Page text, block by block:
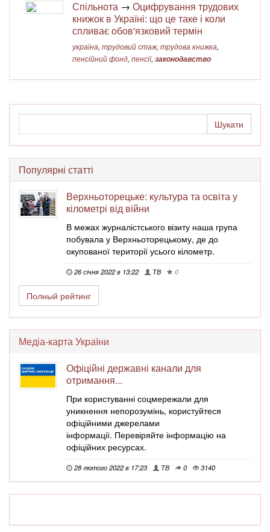
Спільнота → Оцифрування трудових
книжок в Україні: що це таке і коли
спливає обов'язковий термін
україна, трудовий стаж, трудова книжка,
пенсійний фонд, пенсії, законодавство
Популярні статті
Верхньоторецьке: культура та освіта у
кілометрі від війни
В межах журналістського візиту наша група
побувала у Верхньоторецькому, де до
окупованої території усього кілометр.
26 січня 2022 в 13:22 ТВ 0
Полный рейтинг
Медіа-карта України
Офіційні державні канали для
отримання...
При користуванні соцмережали для
уникнення непорозумінь, користуйтеся
офіційними джерелами
інформації. Перевіряйте інформацію на
офіційних ресурсах.
28 лютого 2022 в 17:23 ТВ 0 3140